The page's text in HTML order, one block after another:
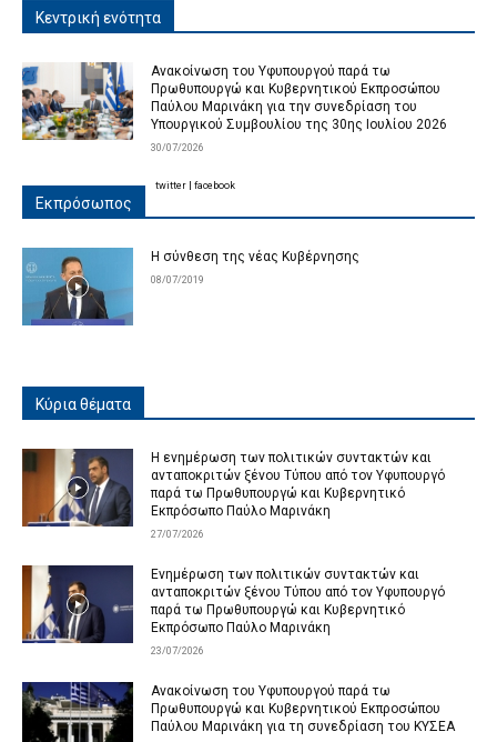
Κεντρική ενότητα
Ανακοίνωση του Υφυπουργού παρά τω
Πρωθυπουργώ και Κυβερνητικού Εκπροσώπου
Παύλου Μαρινάκη για την συνεδρίαση του
Υπουργικού Συμβουλίου της 30ης Ιουλίου 2026
30/07/2026
Εκπρόσωπος
Η σύνθεση της νέας Κυβέρνησης
08/07/2019
twitter facebook
Κύρια θέματα
Η ενημέρωση των πολιτικών συντακτών και
ανταποκριτών ξένου Τύπου από τον Υφυπουργό
παρά τω Πρωθυπουργώ και Κυβερνητικό
Εκπρόσωπο Παύλο Μαρινάκη
27/07/2026
Ενημέρωση των πολιτικών συντακτών και
ανταποκριτών ξένου Τύπου από τον Υφυπουργό
παρά τω Πρωθυπουργώ και Κυβερνητικό
Εκπρόσωπο Παύλο Μαρινάκη
23/07/2026
Ανακοίνωση του Υφυπουργού παρά τω
Πρωθυπουργώ και Κυβερνητικού Εκπροσώπου
Παύλου Μαρινάκη για τη συνεδρίαση του ΚΥΣΕΑ